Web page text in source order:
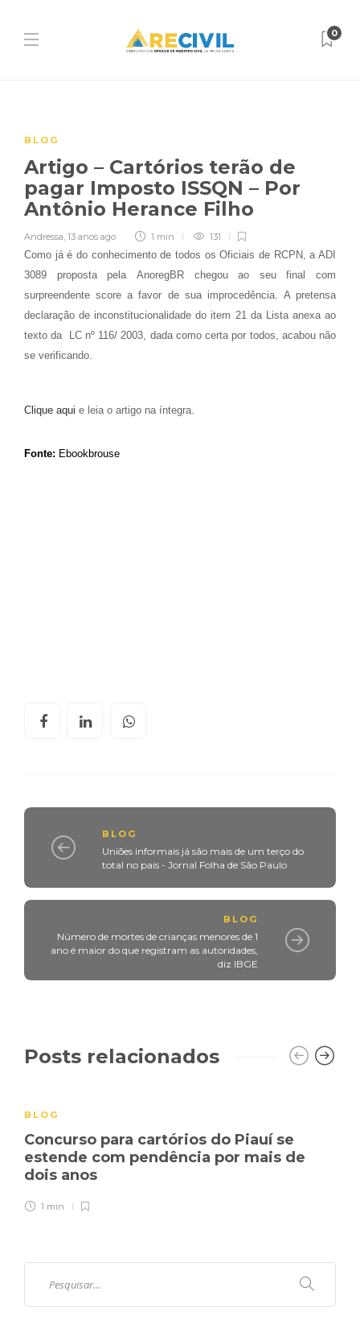
0
BLOG
Artigo – Cartórios terão de
pagar Imposto ISSQN – Por
Antônio Herance Filho
Andressa, 13 anos ago 1 min 131
Como já é do conhecimento de todos os Oficiais de RCPN, a ADI
3089 proposta pela AnoregBR chegou ao seu final com
surpreendente score a favor de sua improcedência. A pretensa
declaração de inconstitucionalidade do item 21 da Lista anexa ao
texto da
LC nº 116/ 2003, dada como certa por todos, acabou não
se verificando.
Clique aqui e leia o artigo na íntegra.
Fonte: Ebookbrouse
BLOG
Uniões informais já são mais de um terço do
total no país - Jornal Folha de São Paulo
BLOG
Número de mortes de crianças menores de 1
ano é maior do que registram as autoridades,
diz IBGE
Posts relacionados
BLOG
Concurso para cartórios do Piauí se
estende com pendência por mais de
dois anos
1 min